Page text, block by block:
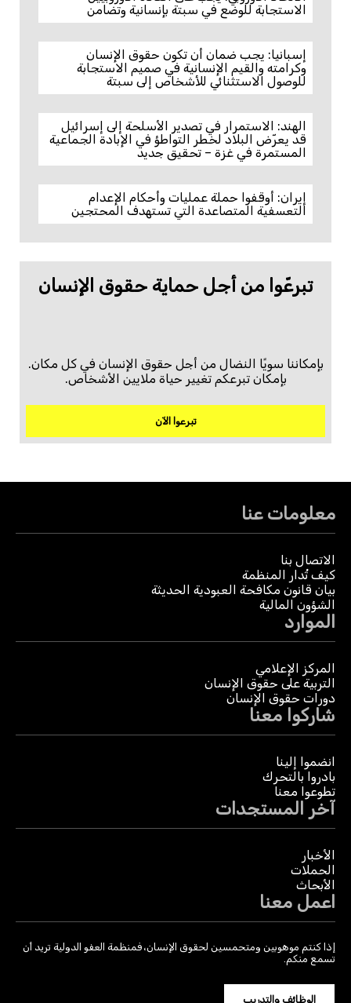
الاستجابة للوضع في سبتة بإنسانية وتضامن
إسبانيا: يجب ضمان أن تكون حقوق الإنسان
وكرامته والقيم الإنسانية في صميم الاستجابة
للوصول الاستثنائي للأشخاص إلى سبتة
الهند: الاستمرار في تصدير الأسلحة إلى إسرائيل
قد يعرّض البلاد لخطر التواطؤ في الإبادة الجماعية
المستمرة في غزة – تحقيق جديد
إيران: أوقفوا حملة عمليات وأحكام الإعدام
التعسفية المتصاعدة التي تستهدف المحتجين
تبرعّوا من أجل حماية حقوق الإنسان
بإمكاننا سويًا النضال من أجل حقوق الإنسان في كل مكان.
بإمكان تبرعكم تغيير حياة ملايين الأشخاص.
تبرعوا الآن
معلومات عنا
الاتصال بنا
كيف تُدار المنظمة
بيان قانون مكافحة العبودية الحديثة
الشؤون المالية
الموارد
المركز الإعلامي
التربية على حقوق الإنسان
دورات حقوق الإنسان
شاركوا معنا
انضموا إلينا
بادروا بالتحرك
تطوعوا معنا
آخر المستجدات
الأخبار
الحملات
الأبحاث
اعمل معنا
إذا كنتم موهوبين ومتحمسين لحقوق الإنسان، فمنظمة العفو الدولية تريد أن
تسمع منكم.
الوظائف والتدريب